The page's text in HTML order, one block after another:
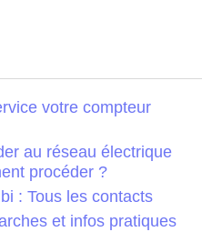
votre compteur
au réseau électrique
procéder ?
: Tous les contacts
et infos pratiques